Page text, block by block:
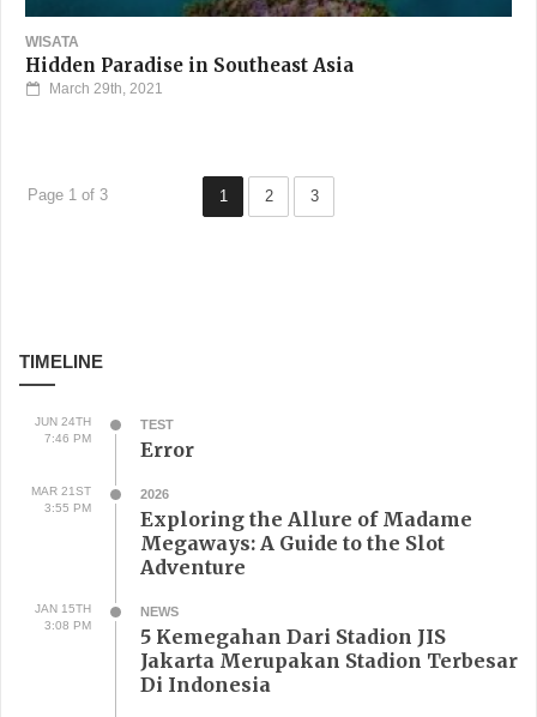
WISATA
Hidden Paradise in Southeast Asia
March 29th, 2021
Page 1 of 3 1 2 3
TIMELINE
JUN 24TH
7:46 PM
TEST
Error
MAR 21ST
3:55 PM
2026
Exploring the Allure of Madame
Megaways: A Guide to the Slot
Adventure
JAN 15TH
3:08 PM
NEWS
5 Kemegahan Dari Stadion JIS
Jakarta Merupakan Stadion Terbesar
Di Indonesia